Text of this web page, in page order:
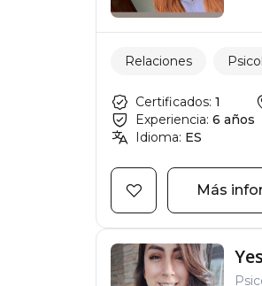
Relaciones
Certificados: 1
Experiencia: 6 años
Idioma: ES
Más